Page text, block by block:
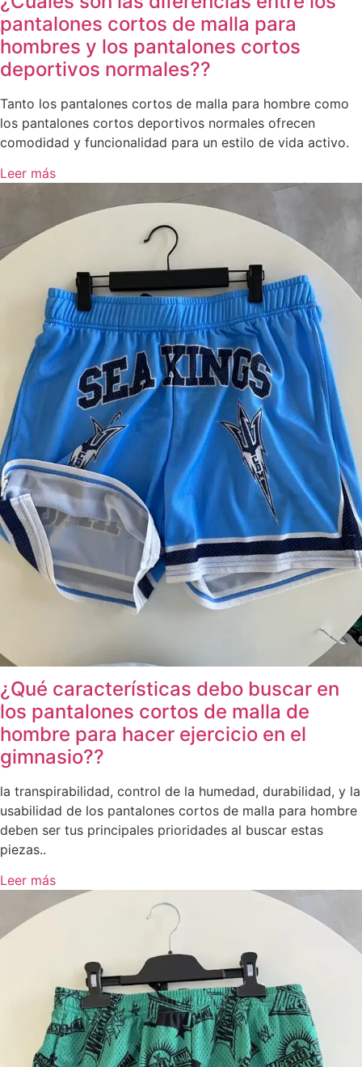
pantalones cortos de malla para
hombres y los pantalones cortos
deportivos normales??
Tanto los pantalones cortos de malla para hombre como
los pantalones cortos deportivos normales ofrecen
comodidad y funcionalidad para un estilo de vida activo.
Leer más
¿Qué características debo buscar en
los pantalones cortos de malla de
hombre para hacer ejercicio en el
gimnasio??
la transpirabilidad, control de la humedad, durabilidad, y la
usabilidad de los pantalones cortos de malla para hombre
deben ser tus principales prioridades al buscar estas
piezas..
Leer más